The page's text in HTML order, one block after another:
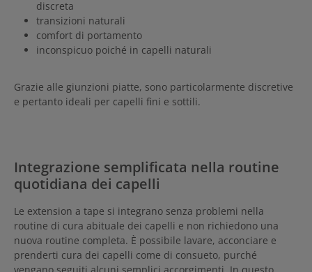
discreta
transizioni naturali
comfort di portamento
inconspicuo poiché in capelli naturali
Grazie alle giunzioni piatte, sono particolarmente discretive
e pertanto ideali per capelli fini e sottili.
Integrazione semplificata nella routine
quotidiana dei capelli
Le extension a tape si integrano senza problemi nella
routine di cura abituale dei capelli e non richiedono una
nuova routine completa. È possibile lavare, acconciare e
prenderti cura dei capelli come di consueto, purché